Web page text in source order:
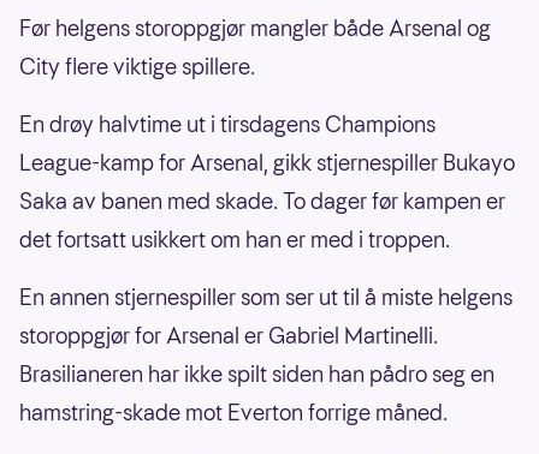
Før helgens storoppgjør mangler både Arsenal og
City flere viktige spillere.
En drøy halvtime ut i tirsdagens Champions
League-kamp for Arsenal, gikk stjernespiller Bukayo
Saka av banen med skade. To dager før kampen er
det fortsatt usikkert om han er med i troppen.
En annen stjernespiller som ser ut til å miste helgens
storoppgjør for Arsenal er Gabriel Martinelli.
Brasilianeren har ikke spilt siden han pådro seg en
hamstring-skade mot Everton forrige måned.